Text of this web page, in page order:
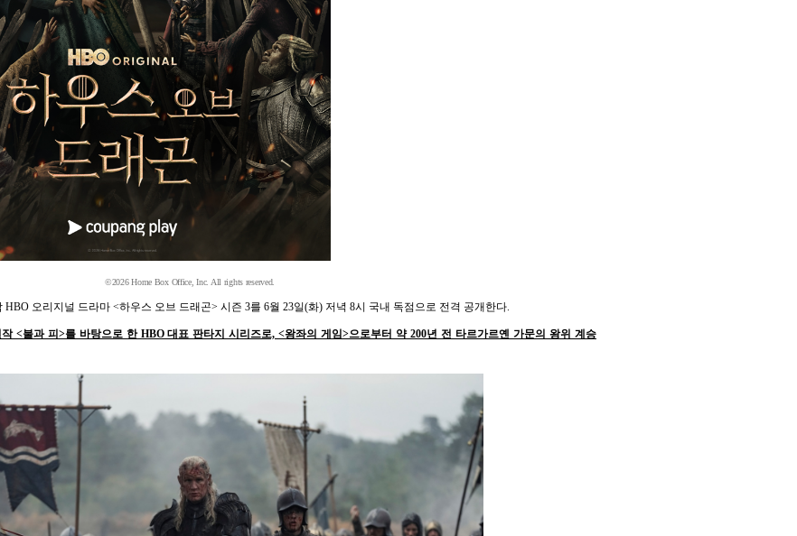
©2026 Home Box Office, Inc. All rights reserved.
오리지널 드라마 <하우스 오브 드래곤> 시즌 3를 6월 23일(화) 저녁 8시 국내 독점으로 전격 공개한다.
<불과 피>를 바탕으로 한 HBO 대표 판타지 시리즈로, <왕좌의 게임>으로부터 약 200년 전 타르가르옌 가문의 왕위 계승